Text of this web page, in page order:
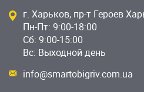
г. Харьков, пр-т Героев
Пн-Пт: 9:00-18:00
Сб: 9:00-15:00
Вс: Выходной день
info@smartobigriv.com.ua